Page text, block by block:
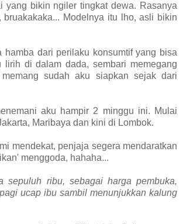
yang bikin ngiler tingkat dewa. Rasanya
bruakakaka... Modelnya itu lho, asli bikin
hamba dari perilaku konsumtif yang bisa
lirih di dalam dada, sembari memegang
sudah aku siapkan sejak dari
aku hampir 2 minggu ini. Mulai
Maribaya dan kini di Lombok.
mendekat, penjaja segera mendaratkan
menggoda, hahaha...
sepuluh ribu, sebagai harga pembuka,
ucap ibu sambil menunjukkan kalung